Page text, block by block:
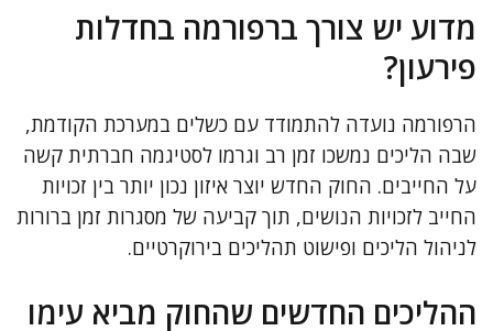
מדוע יש צורך ברפורמה בחדלות
פירעון?
הרפורמה נועדה להתמודד עם כשלים במערכת הקודמת,
שבה הליכים נמשכו זמן רב וגרמו לסטיגמה חברתית קשה
על החייבים. החוק החדש יוצר איזון נכון יותר בין זכויות
החייב לזכויות הנושים, תוך קביעה של מסגרות זמן ברורות
לניהול הליכים ופישוט תהליכים בירוקרטיים.
ההליכים החדשים שהחוק מביא עימו